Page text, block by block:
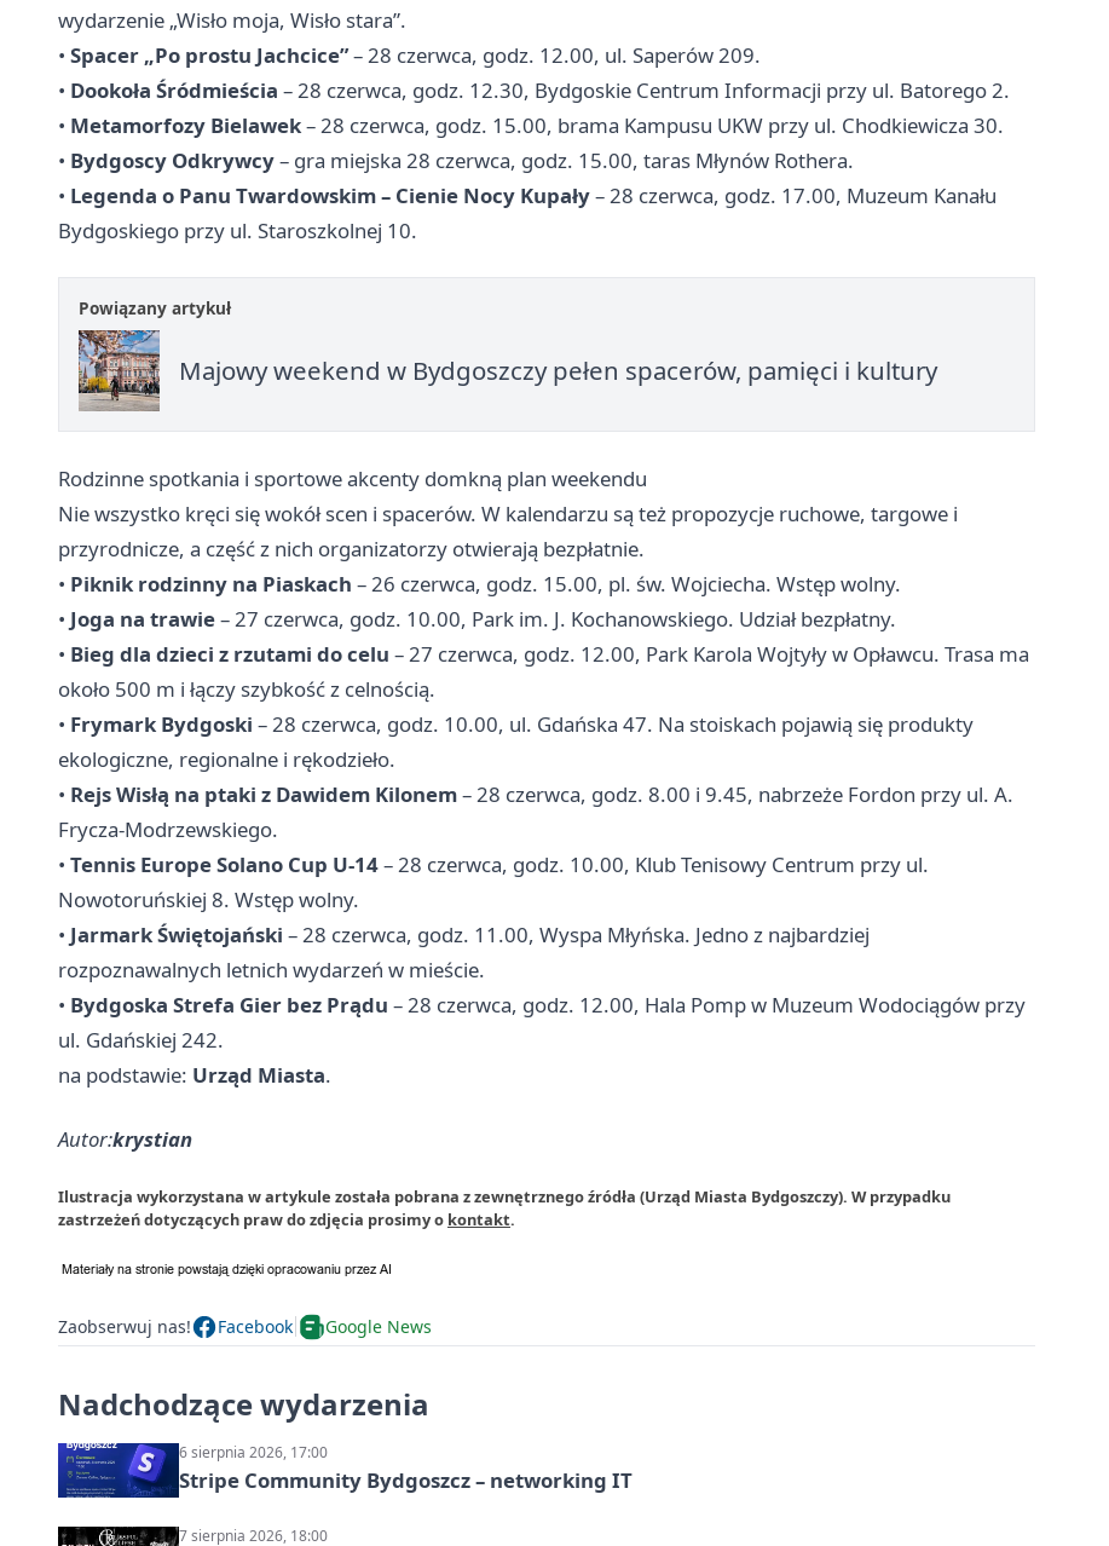
wydarzenie „Wisło moja, Wisło stara”.
• Spacer „Po prostu Jachcice”– 28 czerwca, godz. 12.00, ul. Saperów 209.
• Dookoła Śródmieścia – 28 czerwca, godz. 12.30, Bydgoskie Centrum Informacji przy ul. Batorego 2.
• Metamorfozy Bielawek– 28 czerwca, godz. 15.00, brama Kampusu UKW przy ul. Chodkiewicza 30.
• Bydgoscy Odkrywcy– gra miejska 28 czerwca, godz. 15.00, taras Młynów Rothera.
• Legenda o Panu Twardowskim – Cienie Nocy Kupały– 28 czerwca, godz. 17.00, Muzeum Kanału
Bydgoskiego przy ul. Staroszkolnej 10.
Powiązany artykuł
Majowy weekend w Bydgoszczy pełen spacerów, pamięci i kultury
Rodzinne spotkania i sportowe akcenty domkną plan weekendu
Nie wszystko kręci się wokół scen i spacerów. W kalendarzu są też propozycje ruchowe, targowe i
przyrodnicze, a część z nich organizatorzy otwierają bezpłatnie.
• Piknik rodzinny na Piaskach – 26 czerwca, godz. 15.00, pl. św. Wojciecha. Wstęp wolny.
• Joga na trawie– 27 czerwca, godz. 10.00, Park im. J. Kochanowskiego. Udział bezpłatny.
• Bieg dla dzieci z rzutami do celu – 27 czerwca, godz. 12.00, Park Karola Wojtyły w Opławcu. Trasa ma
około 500 m i łączy szybkość z celnością.
• Frymark Bydgoski – 28 czerwca, godz. 10.00, ul. Gdańska 47. Na stoiskach pojawią się produkty
ekologiczne, regionalne i rękodzieło.
• Rejs Wisłą na ptaki z Dawidem Kilonem– 28 czerwca, godz. 8.00 i 9.45, nabrzeże Fordon przy ul. A.
Frycza-Modrzewskiego.
• Tennis Europe Solano Cup U-14– 28 czerwca, godz. 10.00, Klub Tenisowy Centrum przy ul.
Nowotoruńskiej 8. Wstęp wolny.
• Jarmark Świętojański – 28 czerwca, godz. 11.00, Wyspa Młyńska. Jedno z najbardziej
rozpoznawalnych letnich wydarzeń w mieście.
• Bydgoska Strefa Gier bez Prądu – 28 czerwca, godz. 12.00, Hala Pomp w Muzeum Wodociągów przy
ul. Gdańskiej 242.
na podstawie: Urząd Miasta.
Autor:krystian
Ilustracja wykorzystana w artykule została pobrana z zewnętrznego źródła (Urząd Miasta Bydgoszczy). W przypadku
zastrzeżeń dotyczących praw do zdjęcia prosimy o kontakt.
Zaobserwuj nas! Facebook Google News
Nadchodzące wydarzenia
6 sierpnia 2026, 17:00
Stripe Community Bydgoszcz – networking IT
7 sierpnia 2026, 18:00